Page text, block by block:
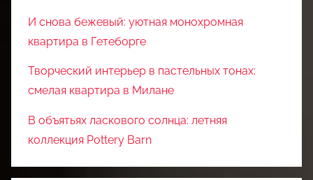
И снова бежевый: уютная монохромная
квартира в Гетеборге
Творческий интерьер в пастельных тонах:
смелая квартира в Милане
В объятьях ласкового солнца: летняя
коллекция Pottery Barn